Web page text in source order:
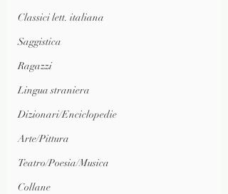
Classici lett. italiana
Saggistica
Ragazzi
Lingua straniera
Dizionari/Enciclopedie
Arte/Pittura
Teatro/Poesia/Musica
Collane